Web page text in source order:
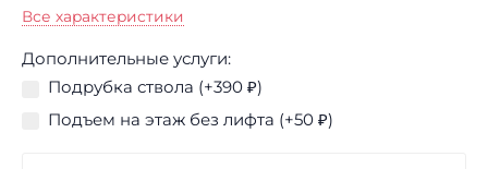
Все характеристики
Дополнительные услуги:
Подрубка ствола (+390 ₽)
Подъем на этаж без лифта (+50 ₽)